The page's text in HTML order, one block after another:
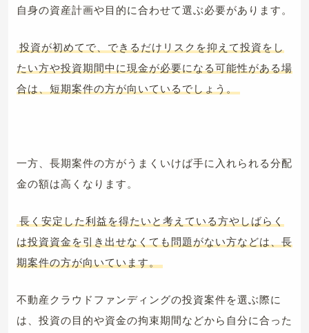
自身の資産計画や目的に合わせて選ぶ必要があります。
投資が初めてで、できるだけリスクを抑えて投資をし
たい方や投資期間中に現金が必要になる可能性がある場
合は、短期案件の方が向いているでしょう。
一方、長期案件の方がうまくいけば手に入れられる分配
金の額は高くなります。
長く安定した利益を得たいと考えている方やしばらく
は投資資金を引き出せなくても問題がない方などは、長
期案件の方が向いています。
不動産クラウドファンディングの投資案件を選ぶ際に
は、投資の目的や資金の拘束期間などから自分に合った